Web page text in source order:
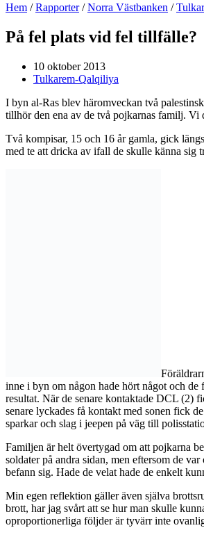
Hem /Rapporter/Norra Västbanken /
På fel plats vid fel tillfälle?
10 oktober 2013
Tulkarem-Qalqiliya
I byn al-Ras blev häromveckan två
tillhör den ena av de två pojkarnas familj. Vi
Två kompisar, 15 och 16 år gamla, gick
med te att dricka av ifall de skulle känna sig
inne i byn om någon hade hört något och
resultat. När de senare kontaktade DCL (2)
senare lyckades få kontakt med sonen fick
sparkar och slag i jeepen på väg till
Familjen är helt övertygad om att pojkarna
soldater på andra sidan, men eftersom de
befann sig. Hade de velat hade de enkelt
Min egen reflektion gäller även själva
brott, har jag svårt att se hur man skulle
oproportionerliga följder är tyvärr inte